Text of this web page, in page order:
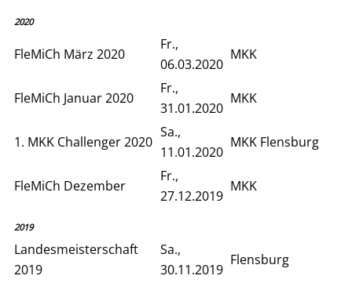
2020
FleMiCh März 2020
Fr.,
06.03.2020
MKK
FleMiCh Januar 2020
Fr.,
31.01.2020
MKK
1. MKK Challenger 2020
Sa.,
11.01.2020
MKK Flensburg
FleMiCh Dezember
Fr.,
27.12.2019
MKK
2019
Landesmeisterschaft
2019
Sa.,
30.11.2019
Flensburg